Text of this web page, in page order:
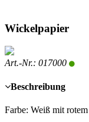
Wickelpapier
Art.-Nr.: 017000
Beschreibung
Farbe: Weiß mit